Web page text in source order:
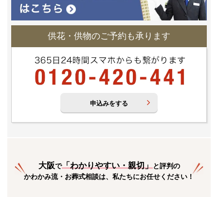
供花・供物のご予約も承ります
申込みをする
大阪で「わかりやすい・親切」と評判の
かわかみ流・お葬式相談は、私たちにお任せください！